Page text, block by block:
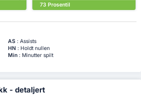
73 Prosentil
AS: Assists
HN: Holdt nullen
Min: Minutter spilt
- detaljert